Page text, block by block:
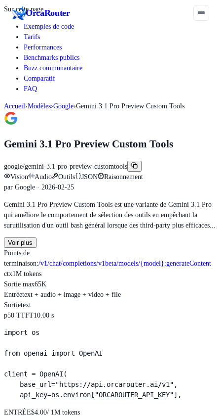
OrcaRouter
Sur cette page
Exemples de code
Tarifs
Performances
Benchmarks publics
Buzz communautaire
Comparatif
FAQ
Accueil›Modèles›Google›Gemini 3.1 Pro Preview Custom Tools
Gemini 3.1 Pro Preview Custom Tools
google/gemini-3.1-pro-preview-customtools
Vision
Audio Outils JSON
Raisonnement
par Google · 2026-02-25
Gemini 3.1 Pro Preview Custom Tools est une variante de Gemini 3.1 Pro
qui améliore le comportement de sélection des outils en empêchant la
surutilisation d'un outil bash général lorsque des third-party plus efficaces...
Voir plus
Points de
terminaison:/v1/chat/completions/v1beta/models/{model}:generateContent
ctx1M tokens
Sortie max65K
Entréetext + audio + image + video + file
Sortietext
p50 TTFT10.00 s
import os
from openai import OpenAI
client = OpenAI(
    base_url="https://api.orcarouter.ai/v1",
    api_key=os.environ["ORCAROUTER_API_KEY"],
ENTRÉE$4.00/ 1M tokens